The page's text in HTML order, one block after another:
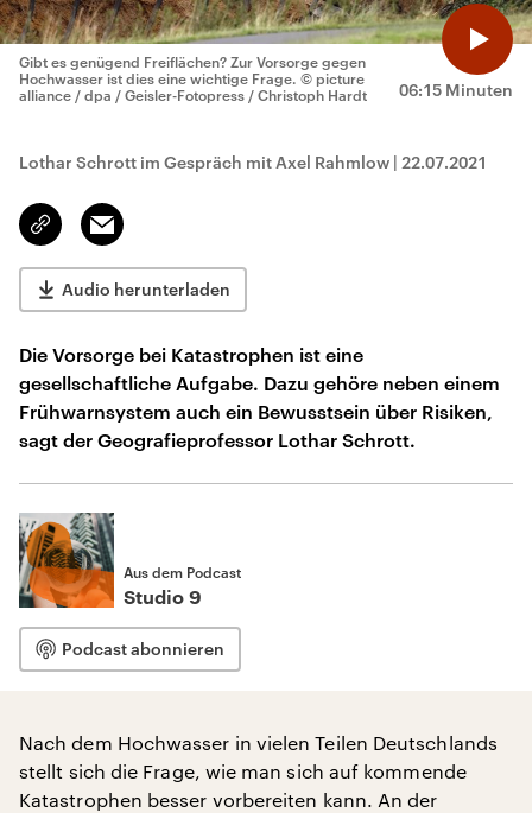
06:15 Minuten
Gibt es genügend Freiflächen? Zur Vorsorge gegen
Hochwasser ist dies eine wichtige Frage. © picture
alliance / dpa / Geisler-Fotopress / Christoph Hardt
Lothar Schrott im Gespräch mit Axel Rahmlow | 22.07.2021
Link
kopieren/teilen
Email
Audio herunterladen
Die Vorsorge bei Katastrophen ist eine
gesellschaftliche Aufgabe. Dazu gehöre neben einem
Frühwarnsystem auch ein Bewusstsein über Risiken,
sagt der Geografieprofessor Lothar Schrott.
Aus dem Podcast
Studio 9
Podcast abonnieren
Nach dem Hochwasser in vielen Teilen Deutschlands
stellt sich die Frage, wie man sich auf kommende
Katastrophen besser vorbereiten kann. An der